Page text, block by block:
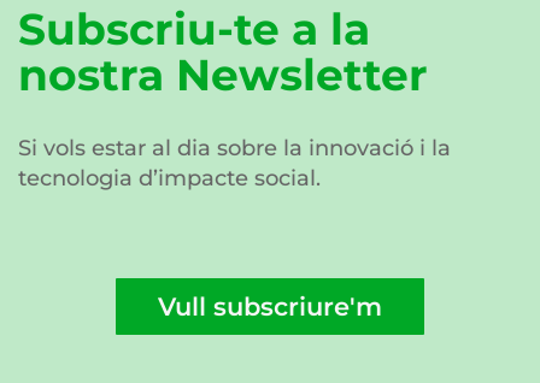
Subscriu-te a la
nostra Newsletter
Si vols estar al dia sobre la innovació i la
tecnologia d’impacte social.
Vull subscriure'm